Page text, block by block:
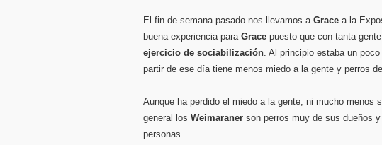
El fin de semana pasado nos llevamos a Grace a la
buena experiencia para Grace puesto que con tanta
ejercicio de sociabilización. Al principio estaba un
partir de ese día tiene menos miedo a la gente y perros
Aunque ha perdido el miedo a la gente, ni mucho menos
general los Weimaraner son perros muy de sus dueños
personas.